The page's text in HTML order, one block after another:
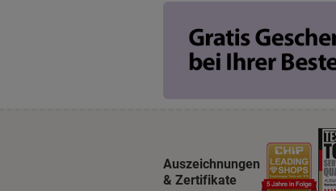
Auszeichnungen
& Zertifikate